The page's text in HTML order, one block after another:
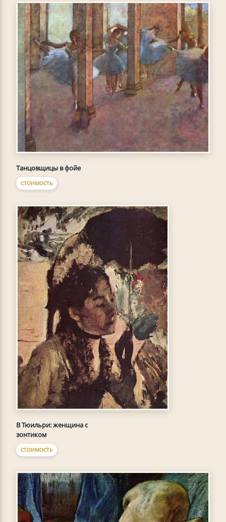
Танцовщицы в фойе
СТОИМОСТЬ
В Тюильри: женщина с
зонтиком
СТОИМОСТЬ